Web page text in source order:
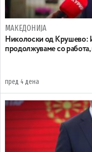
МАКЕДОНИЈА
Николоски од Крушево:
продолжуваме со работа,
пред 4 дена